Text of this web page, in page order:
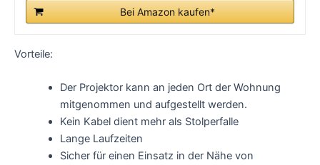
Bei Amazon kaufen*
Vorteile:
Der Projektor kann an jeden Ort der Wohnung
mitgenommen und aufgestellt werden.
Kein Kabel dient mehr als Stolperfalle
Lange Laufzeiten
Sicher für einen Einsatz in der Nähe von